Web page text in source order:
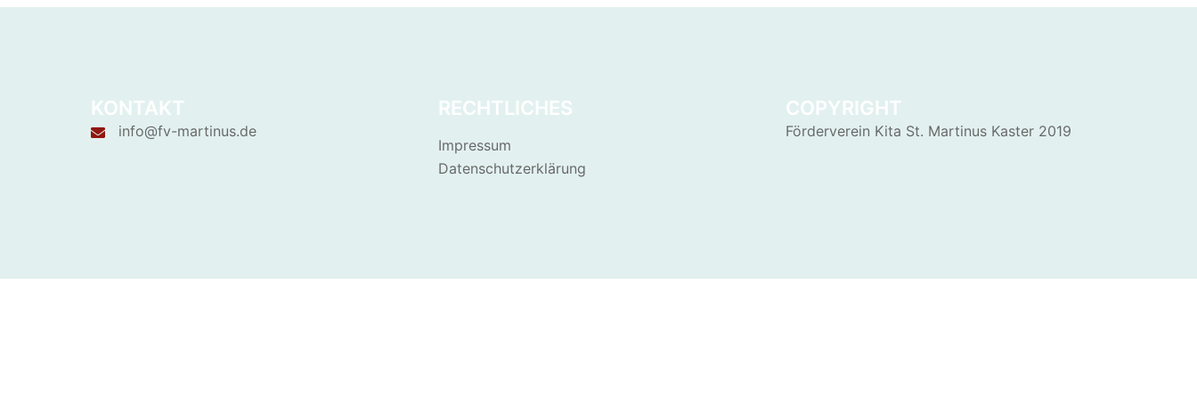
KONTAKT
info@fv-martinus.de
RECHTLICHES
Impressum
Datenschutzerklärung
COPYRIGHT
Förderverein Kita St. Martinus Kaster 2019